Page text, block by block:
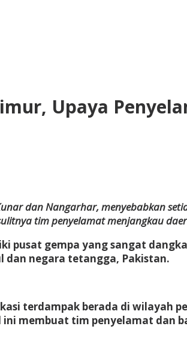
Upaya
dan Nangarhar, menyebabkan
tim penyelamat menjangkau
pusat gempa yang sangat
dan negara tetangga, Pakistan.
terdampak berada di wilayah
membuat tim penyelamat dan